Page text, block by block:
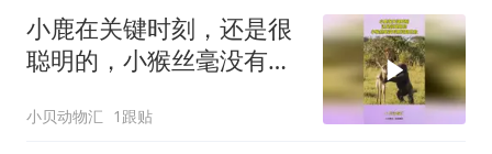
小鹿在关键时刻，还是很
聪明的，小猴丝毫没有察
小贝动物汇 1跟贴